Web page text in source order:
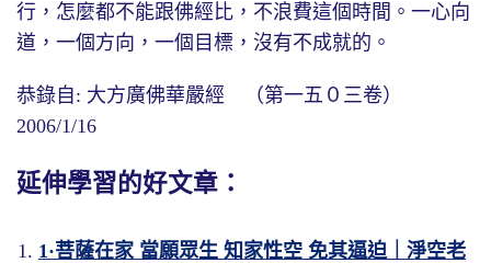
行，怎麼都不能跟佛經比，不浪費這個時間。一心向
道，一個方向，一個目標，沒有不成就的。
恭錄自: 大方廣佛華嚴經 （第一五０三卷）
2006/1/16
延伸學習的好文章：
1·菩薩在家 當願眾生 知家性空 免其逼迫｜淨空老